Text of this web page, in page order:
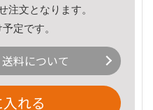
注文となります。
定です。
料について
れる